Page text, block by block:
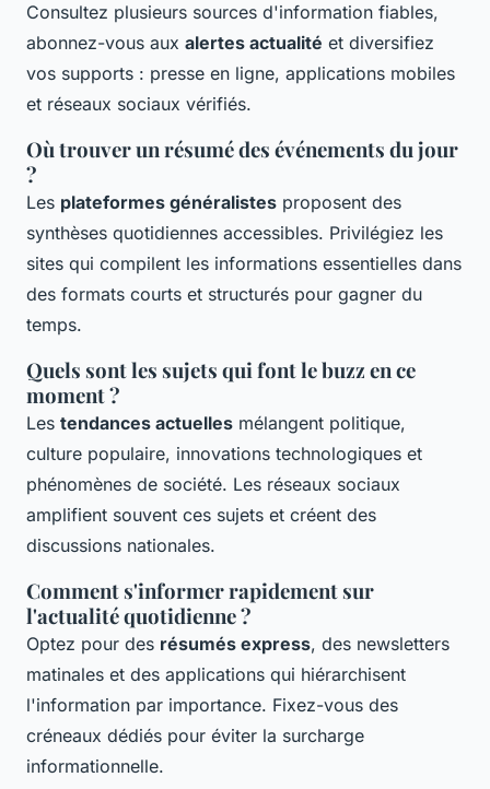
Consultez plusieurs sources d'information fiables,
abonnez-vous aux alertes actualité et diversifiez
vos supports : presse en ligne, applications mobiles
et réseaux sociaux vérifiés.
Où trouver un résumé des événements du jour
?
Les plateformes généralistes proposent des
synthèses quotidiennes accessibles. Privilégiez les
sites qui compilent les informations essentielles dans
des formats courts et structurés pour gagner du
temps.
Quels sont les sujets qui font le buzz en ce
moment ?
Les tendances actuelles mélangent politique,
culture populaire, innovations technologiques et
phénomènes de société. Les réseaux sociaux
amplifient souvent ces sujets et créent des
discussions nationales.
Comment s'informer rapidement sur
l'actualité quotidienne ?
Optez pour des résumés express, des newsletters
matinales et des applications qui hiérarchisent
l'information par importance. Fixez-vous des
créneaux dédiés pour éviter la surcharge
informationnelle.